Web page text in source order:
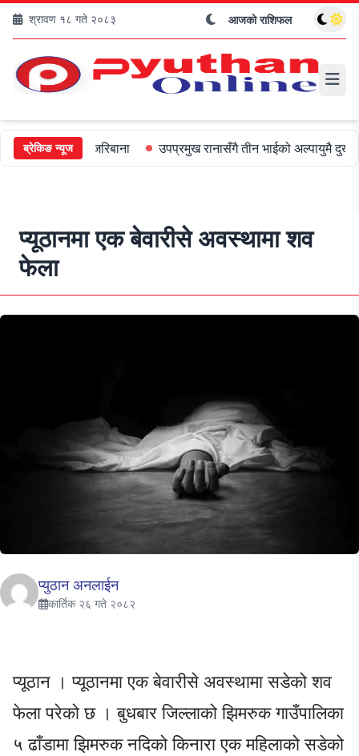
श्रावण १८ गते २०८३ आजको राशिफल
ब्रेकिङ न्यूज
५०० जरिबाना उपप्रमुख रानासँगै तीन भाईको अल्पायुमै दुखद निधन
प्यूठानमा एक बेवारीसे अवस्थामा शव
फेला
प्युठान अनलाईन
कार्तिक २६ गते २०८२
प्यूठान । प्यूठानमा एक बेवारीसे अवस्थामा सडेको शव
फेला परेको छ । बुधबार जिल्लाको झिमरुक गाउँपालिका
५ ढाँडामा झिमरुक नदिको किनारा एक महिलाको सडेको